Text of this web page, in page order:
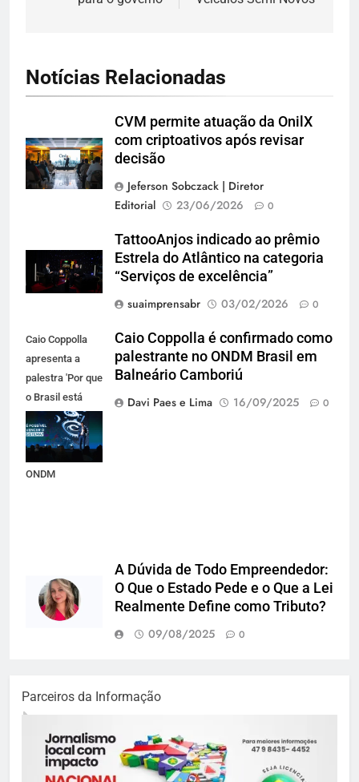
Notícias Relacionadas
CVM permite atuação da OnilX
com criptoativos após revisar
decisão
Jeferson Sobczack | Diretor
Editorial
23/06/2026 0
TattooAnjos indicado ao prêmio
Estrela do Atlântico na categoria
“Serviços de excelência”
suaimprensabr
03/02/2026 0
Caio Coppolla
apresenta a
palestra 'Por que
o Brasil está
condenado ao
sucesso', em
outubro, no
ONDM
Caio Coppolla é confirmado como
palestrante no ONDM Brasil em
Balneário Camboriú
Davi Paes e Lima
16/09/2025 0
A Dúvida de Todo Empreendedor:
O Que o Estado Pede e o Que a Lei
Realmente Define como Tributo?
09/08/2025
0
Parceiros da Informação